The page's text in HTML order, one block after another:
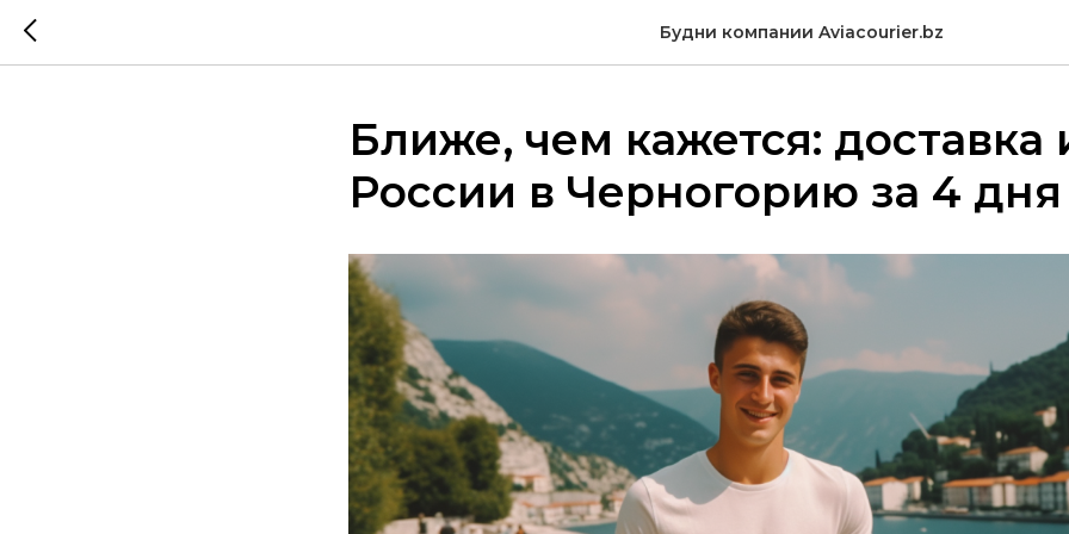
Будни компании Aviacourier.bz
Ближе, чем кажется: доставка
России в Черногорию за 4 дня